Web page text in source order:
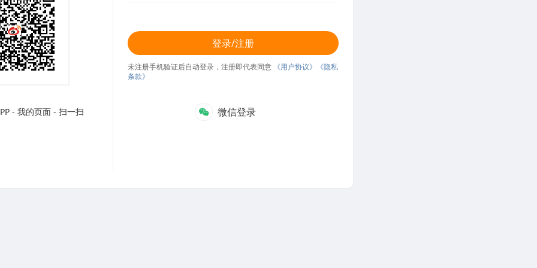
- 我的页面 - 扫一扫
登录/注册
未注册手机验证后自动登录，注册即代表同意 《用户协议》
《隐私
条款》
微信登录